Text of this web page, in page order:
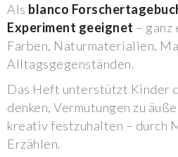
Als blanco
Experiment geeignet – ganz
Farben, Naturmaterialien,
Alltagsgegenständen.
Das Heft unterstützt Kinder
denken, Vermutungen zu
kreativ festzuhalten – durch
Erzählen.